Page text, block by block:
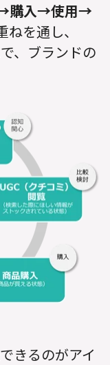
購入→使用→
を通し、
、 ブランドの
きるのがアイ